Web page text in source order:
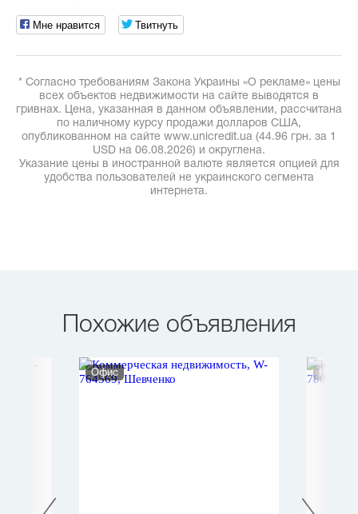
Мне нравится Твитнуть
* Согласно требованиям Закона Украины «О рекламе» цены
всех объектов недвижимости на сайте выводятся в
гривнах. Цена, указанная в данном объявлении, рассчитана
по наличному курсу продажи долларов США,
опубликованном на сайте www.unicredit.ua (44.96 грн. за 1
USD на 06.08.2026) и округлена.
Указание цены в иностранной валюте является опцией для
удобства пользователей не украинского сегмента
интернета.
Похожие объявления
Офис